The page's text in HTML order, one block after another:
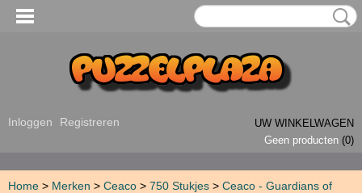
Inloggen Registreren
UW WINKELWAGEN
Geen producten (0)
Home > Merken > Ceaco > 750 Stukjes > Ceaco - Guardians of